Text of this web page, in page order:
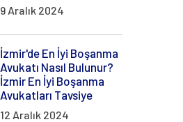
9 Aralık 2024
İzmir'de En İyi Boşanma
Avukatı Nasıl Bulunur?
İzmir En İyi Boşanma
Avukatları Tavsiye
12 Aralık 2024